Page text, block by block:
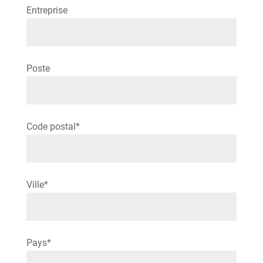
Entreprise
Poste
Code postal*
Please leave this field empty.
Ville*
Pays*